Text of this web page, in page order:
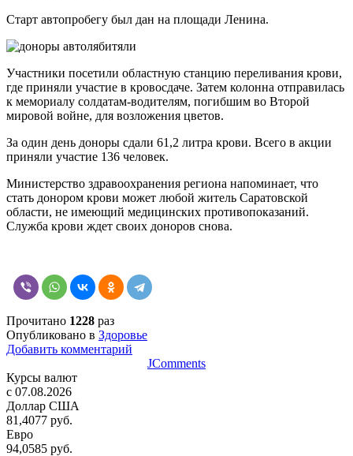
Старт автопробегу был дан на площади Ленина.
Участники посетили областную станцию переливания крови,
где приняли участие в кровосдаче. Затем колонна отправилась
к мемориалу солдатам-водителям, погибшим во Второй
мировой войне, для возложения цветов.
За один день доноры сдали 61,2 литра крови. Всего в акции
приняли участие 136 человек.
Министерство здравоохранения региона напоминает, что
стать донором крови может любой житель Саратовской
области, не имеющий медицинских противопоказаний.
Служба крови ждет своих доноров снова.
Прочитано 1228 раз
Опубликовано в Здоровье
Добавить комментарий
JComments
Курсы валют
c 07.08.2026
Доллар США
81,4077 руб.
Евро
94,0585 руб.